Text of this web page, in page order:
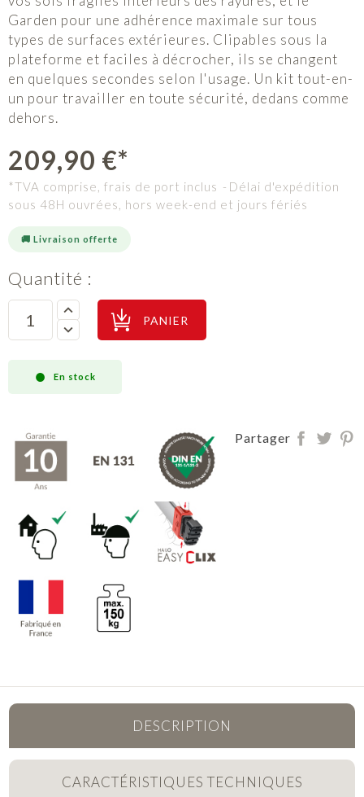
Garden pour une adhérence maximale sur tous
types de surfaces extérieures. Clipables sous la
plateforme et faciles à décrocher, ils se changent
en quelques secondes selon l'usage. Un kit tout-en-
un pour travailler en toute sécurité, dedans comme
dehors.
209,90 €*
*TVA comprise, frais de port inclus
Délai d'expédition
sous 48H ouvrées, hors week-end et jours fériés
🚚 Livraison offerte
Quantité :
PANIER
En stock
Partager
DESCRIPTION
CARACTÉRISTIQUES TECHNIQUES